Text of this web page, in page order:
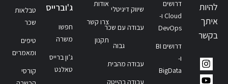
להיות
איתך
בקשר
דרושים
Cloud ו-
DevOps
דרושים BI
ו-
BigData
שיווק דיגיטלי
עבודה עם שכר
גבוה
עבודה מהבית
עבודה בהייטק
אודות
צרו קשר
תקנון
ג'וברייס
חפשו
משרה
ג’ון ברייס
טאלנט
טבלאות
שכר
טיפים
ומאמרים
קורסי